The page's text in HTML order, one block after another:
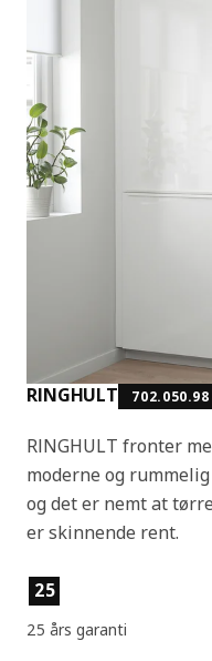
RINGHULT 702.050.98
RINGHULT fronter
moderne og
og det er nemt at
er skinnende rent.
Produktfunktioner
25
25 års garanti